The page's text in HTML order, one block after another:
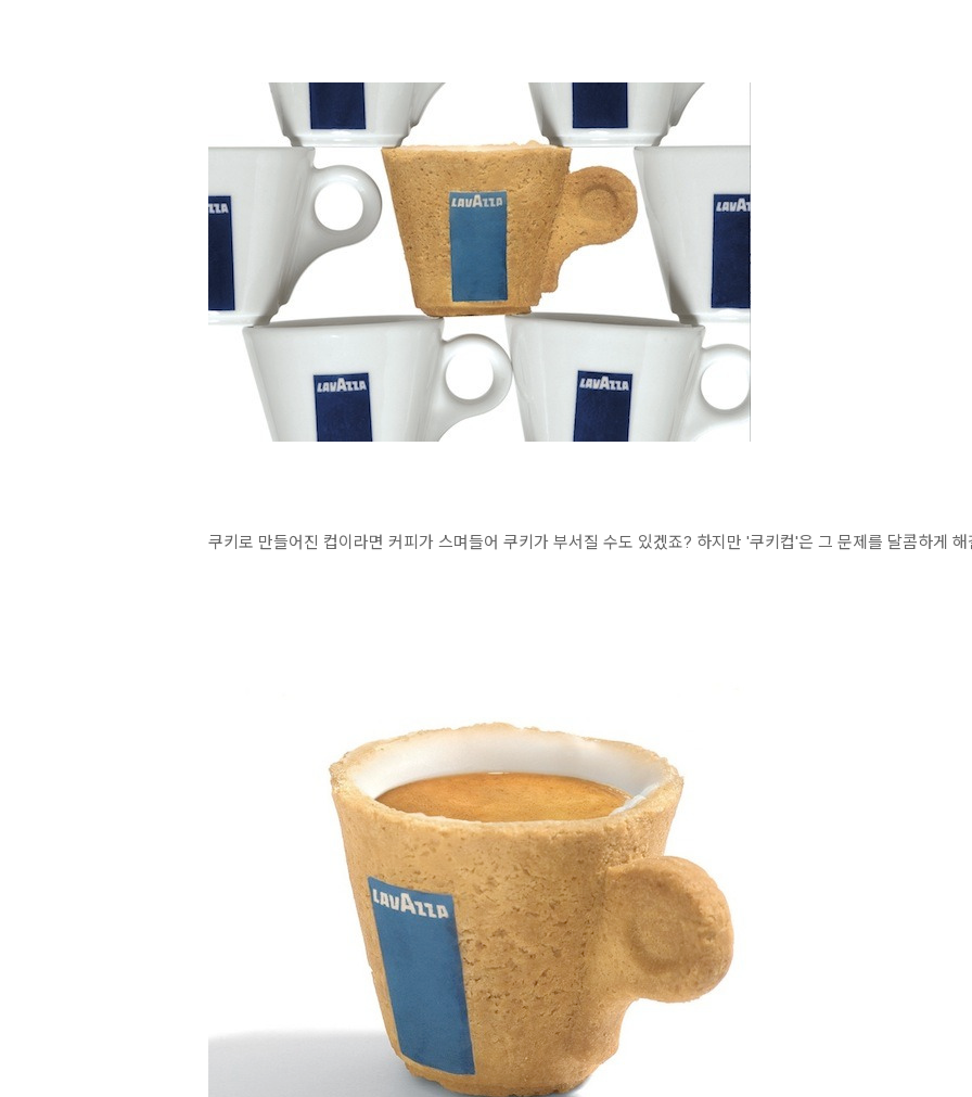
쿠키로 만들어진 컵이라면 커피가 스며들어 쿠키가 부서질 수도 있겠죠? 하지만 '쿠키컵'은 그 문제를 달콤하게 해